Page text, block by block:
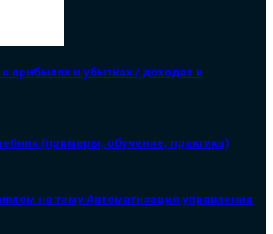
прибылях и убытках / доходах и
(примеры, обучение, практика)
на тему Автоматизация управления